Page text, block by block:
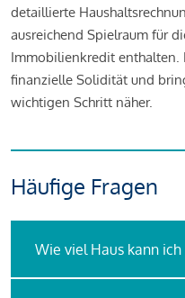
detaillierte
ausreichend Spielraum für
Immobilienkredit enthalten.
finanzielle Solidität und
wichtigen Schritt näher.
Häufige Fragen
Wie viel Haus kann